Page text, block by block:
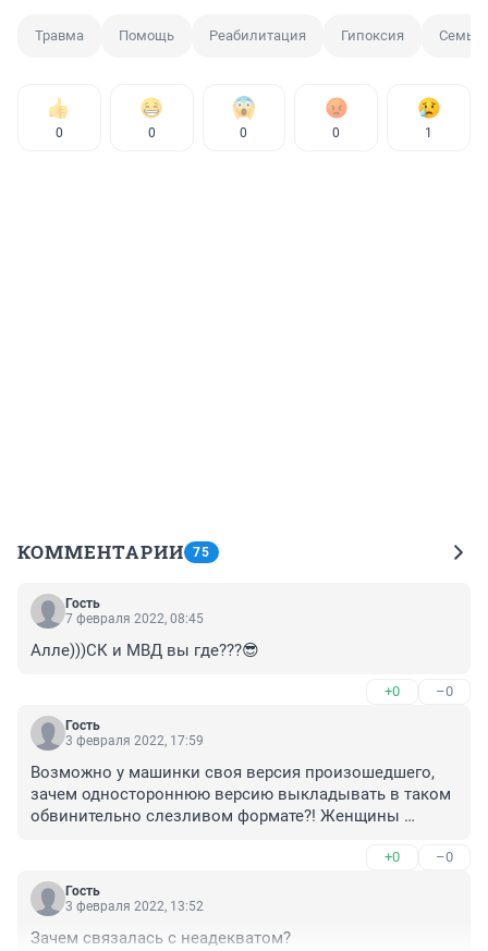
Травма Помощь Реабилитация Гипоксия Семья
0 0 0 0 1
КОММЕНТАРИИ 75
Гость
7 февраля 2022, 08:45
Алле)))СК и МВД вы где???😎
+0 –0
Гость
3 февраля 2022, 17:59
Возможно у машинки своя версия произошедшего,
зачем одностороннюю версию выкладывать в таком
обвинительно слезливом формате?! Женщины
+0 –0
Гость
3 февраля 2022, 13:52
Зачем связалась с неадекватом?